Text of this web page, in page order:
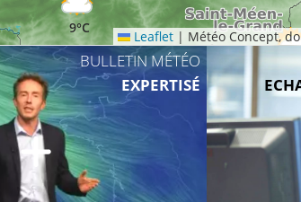
9°C
9°C
11°C
Leaflet | Météo Concept,
BULLETIN MÉTÉO
EXPERTISÉ